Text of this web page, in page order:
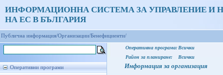
ИНФОРМАЦИОННА СИСТЕМА ЗА УПРАВЛЕНИЕ И
НА ЕС В БЪЛГАРИЯ
Публична информация/Организации/Бенефициенти/
Оперативни програми
Оперативна програма: Всички
Район за планиране:
Всички
Информация за организация